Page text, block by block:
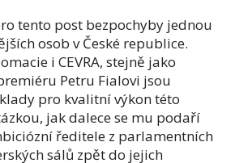
tento post bezpochyby jednou
osob v České republice.
i CEVRA, stejně jako
Petru Fialovi jsou
pro kvalitní výkon této
jak dalece se mu podaří
ředitele z parlamentních
sálů zpět do jejich